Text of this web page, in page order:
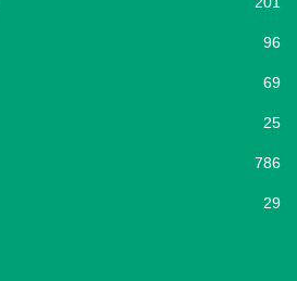
96
69
25
786
29